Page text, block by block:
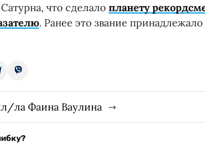
что сделало планету
. Ранее это звание
ла Фаина Ваулина